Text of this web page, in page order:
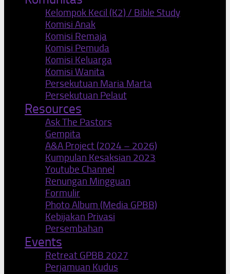
Kelompok Kecil (K2) / Bible Study
Komisi Anak
Komisi Remaja
Komisi Pemuda
Komisi Keluarga
Komisi Wanita
Persekutuan Maria Marta
Persekutuan Pelaut
Resources
Ask The Pastors
Gempita
A&A Project (2024 – 2026)
Kumpulan Kesaksian 2023
Youtube Channel
Renungan Mingguan
Formulir
Photo Album (Media GPBB)
Kebijakan Privasi
Persembahan
Events
Retreat GPBB 2027
Perjamuan Kudus